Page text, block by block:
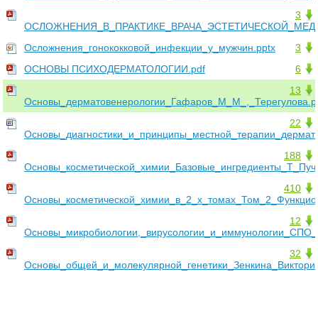
3
3
Осложнения_гонококковой_инфекции_у_мужчин.pptx
6
ОСНОВЫ ПСИХОДЕРМАТОЛОГИИ.pdf
13
22
188
410
12
32